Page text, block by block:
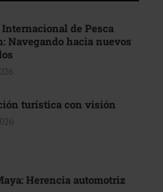
Internacional de Pesca
Navegando hacia nuevos
turística con visión
Herencia automotriz